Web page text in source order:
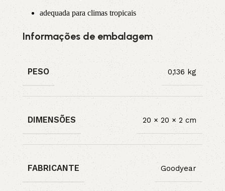
adequada para climas tropicais
Informações de embalagem
PESO 0,136 kg
DIMENSÕES 20 × 20 × 2 cm
FABRICANTE Goodyear